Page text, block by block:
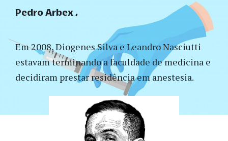
Em 2008, Diogenes Silva e Leandro Nasciutti
estavam terminando a faculdade de medicina e
decidiram prestar residência em anestesia.
Pedro Arbex